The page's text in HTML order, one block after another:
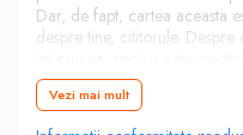
Crime, Thriller, Mistery
Fantasy
Literatura de divertisment
Dar, de fapt, cartea aceasta
despre tine, cititorule. Despre
Vezi mai mult